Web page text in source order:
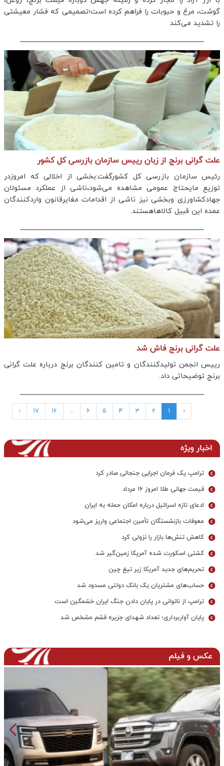
گوشت، مرغ و حبوبات را فراهم کرده است؛تصمیمی که فشار معیشتی
را تشدید می‌کند
علت گرانی برنج از زبان رییس سازمان بازرسی کل کشور
رئیس سازمان بازرسی کل کشورگفت:بخشی از اخلالی که امروزدر
توزیع مایحتاج عمومی مشاهده می‌شود،ناشی از عملکرد مسئولان
جهادکشاورزی وبخشی نیز ناشی از اقدامات مغایرقانون واردکنندگان
عمده این قبیل کالاهاهستند.
علت گرانی برنج فاش شد
رییس انجمن تولیدکنندگان و تامین کنندگان برنج درباره علت گرانی
برنج توضیحاتی داد.
‹
1
2
3
4
5
6
...
16
17
›
اخبار ویژه
ترامپ یک فرمان اجرایی جنجالی صادر کرد
قیمت جهانی طلا امروز ۱۶ مرداد
ادعای تازه اسرائیل درباره امکان حمله به ایران
معوقات بازنشستگان تأمین اجتماعی واریز می‌شود
کاهش تنش‌ها بازار را نزولی کرد
کشتی اسکورت شده آمریکا زمین‌گیر شد
تحریم‌های جدید آمریکا زیر تیغ چین
حساب‌های مشتریان یک بانک‌ دولتی مسدود شد
ترامپ از ناتوانی در پایان دادن جنگ ایران خشمگین است
پایان آواربرداری؛ تعداد شهدای جزیره قشم مشخص شد
عکس و فیلم